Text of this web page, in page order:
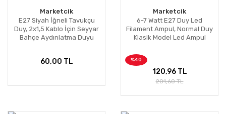
Marketcik
E27 Siyah İğneli Tavukçu
Duy, 2x1,5 Kablo İçin Seyyar
Bahçe Aydınlatma Duyu
60,00 TL
Marketcik
6-7 Watt E27 Duy Led
Filament Ampul, Normal Duy
Klasik Model Led Ampul
%40
120,96 TL
201,60 TL